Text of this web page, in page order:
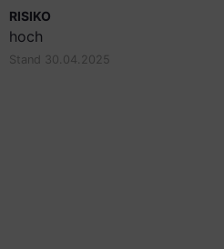
RISIKO
hoch
Stand 30.04.2025